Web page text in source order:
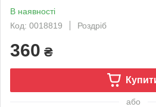
В наявності
Код: 0018819
Роздріб
360 ₴
або